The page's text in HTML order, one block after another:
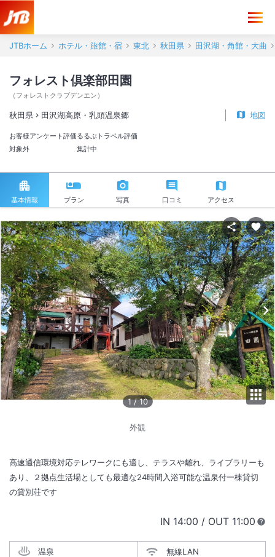
JTBホーム ホテル・旅館・宿 東北 秋田県 田沢湖・角館・大曲
フォレスト倶楽部田園
（ フォレストクラブデンエン ）
秋田県 田沢湖高原・乳頭温泉郷 地図
お客様アンケート評価
対象外
るるぶトラベル評価
集計中
基本情報 プラン 写真 口コミ アクセス
1 /10
外観
高速通信環境対応テレワークにも適し、テラスや離れ、ライブラリーも
あり、２拠点生活場としても最適な24時間入浴可能な温泉付一棟貸切
の貸別荘です
IN チェックイン
14:00 / OUT チェック
11:00
温泉
無線LAN